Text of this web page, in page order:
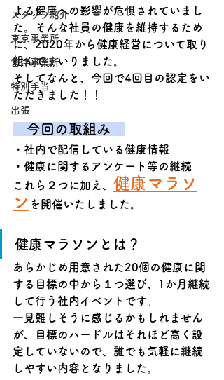
スタッフ紹介
東京事業所
宮津事業所
特別手当
出張
よる健康への影響が危惧されていまし
た。そんな社員の健康を維持するため
に、2020年から健康経営について取り
組んでまいりました。
そしてなんと、今回で4回目の認定をい
ただきました！！
今回の取組み
・社内で配信している健康情報
・健康に関するアンケート等の継続
これら２つに加え、 健康マラソ
ン を開催いたしました。
健康マラソンとは？
あらかじめ用意された20個の健康に関
する目標の中から１つ選び、1か月継続
して行う社内イベントです。
一見難しそうに感じるかもしれません
が、目標のハードルはそれほど高く設
定していないので、誰でも気軽に継続
しやすい内容となりました。